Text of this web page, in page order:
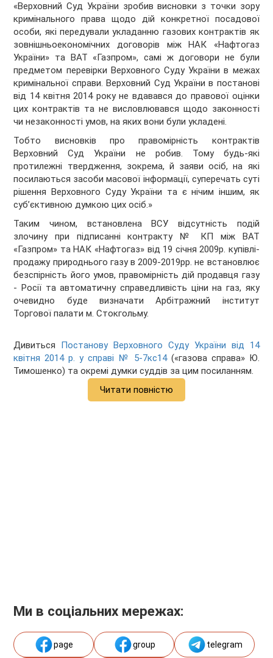
«Верховний Суд України зробив висновки з точки зору
кримінального права щодо дій конкретної посадової
особи, які передували укладанню газових контрактів як
зовнішньоекономічних договорів між НАК «Нафтогаз
України» та ВАТ «Газпром», самі ж договори не були
предметом перевірки Верховного Суду України в межах
кримінальної справи. Верховний Суд України в постанові
від 14 квітня 2014 року не вдавався до правової оцінки
цих контрактів та не висловлювався щодо законності
чи незаконності умов, на яких вони були укладені.
Тобто висновків про правомірність контрактів
Верховний Суд України не робив. Тому будь-які
протилежні твердження, зокрема, й заяви осіб, на які
посилаються засоби масової інформації, суперечать суті
рішення Верховного Суду України та є нічим іншим, як
суб’єктивною думкою цих осіб.»
Таким чином, встановлена ВСУ відсутність подій
злочину при підписанні контракту № КП між ВАТ
«Газпром» та НАК «Нафтогаз» від 19 січня 2009р. купівлі-
продажу природнього газу в 2009-2019рр. не встановлює
безспірність його умов, правомірність дій продавця газу
- Росії та автоматичну справедливість ціни на газ, яку
очевидно буде визначати Арбітражний інститут
Торгової палати м. Стокгольму.
Дивиться Постанову Верховного Суду України від 14
квітня 2014 р. у справі № 5-7кс14 («газова справа» Ю.
Тимошенко) та окремі думки суддів за цим посиланням.
Читати повністю
Ми в соціальних мережах:
page group telegram